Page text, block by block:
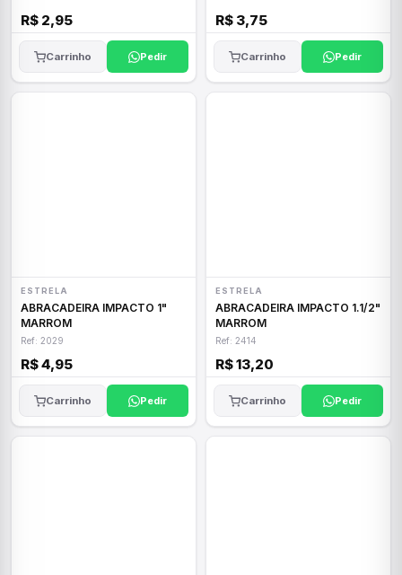
R$ 2,95
Carrinho Pedir
R$ 3,75
Carrinho Pedir
ESTRELA
ABRACADEIRA IMPACTO 1"
MARROM
Ref: 2029
R$ 4,95
Carrinho Pedir
ESTRELA
ABRACADEIRA IMPACTO 1.1/2"
MARROM
Ref: 2414
R$ 13,20
Carrinho Pedir